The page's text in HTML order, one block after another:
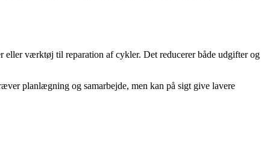
eller værktøj til reparation af cykler. Det reducerer både udgifter og
planlægning og samarbejde, men kan på sigt give lavere